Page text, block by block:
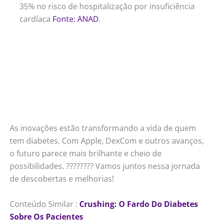
35% no risco de hospitalização por insuficiência
cardíaca Fonte: ANAD.
As inovações estão transformando a vida de quem
tem diabetes. Com Apple, DexCom e outros avanços,
o futuro parece mais brilhante e cheio de
possibilidades. ???????? Vamos juntos nessa jornada
de descobertas e melhorias!
Conteúdo Similar : Crushing: O Fardo Do Diabetes
Sobre Os Pacientes